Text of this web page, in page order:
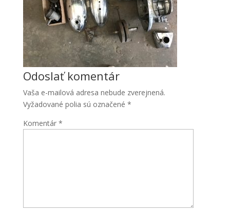
Odoslať komentár
Vaša e-mailová adresa nebude zverejnená.
Vyžadované polia sú označené *
Komentár *